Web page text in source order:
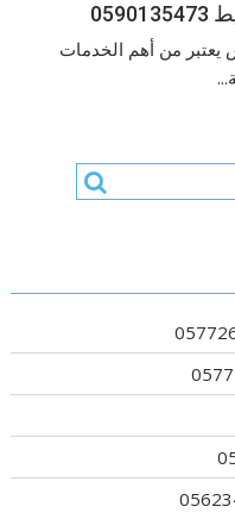
يعتبر من أهم الخدمات